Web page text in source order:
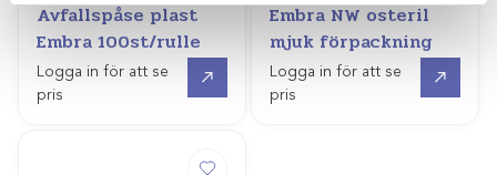
Avfallspåse plast
Embra 100st/rulle
Logga in för att se
pris
Embra NW osteril
mjuk förpackning
Logga in för att se
pris